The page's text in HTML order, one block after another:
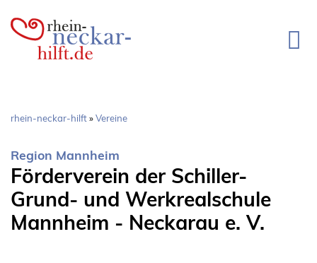
zum
Pfadnavigation
rhein-neckar-hilft Vereine
Region Mannheim
Förderverein der Schiller-
Grund- und Werkrealschule
Mannheim - Neckarau e. V.